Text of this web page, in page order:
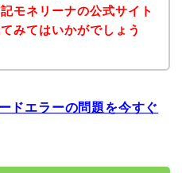
モネリーナの公式サイト
みてはいかがでしょう
ドエラーの問題を今すぐ